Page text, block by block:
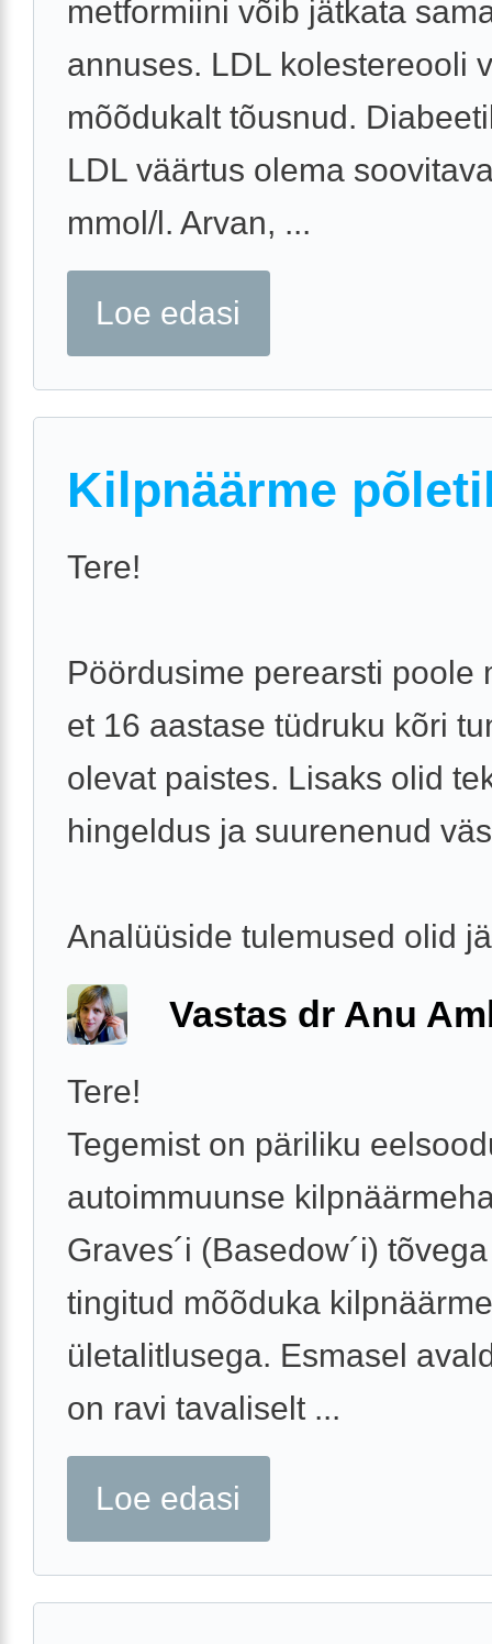
metformiini võib jätkata
annuses. LDL kolestereooli
mõõdukalt tõusnud.
LDL väärtus olema
mmol/l. Arvan, ...
Loe edasi
Kilpnäärme
Tere!
Pöördusime perearsti poole
et 16 aastase tüdruku kõri
olevat paistes. Lisaks olid
hingeldus ja suurenenud
Analüüside tulemused olid
Vastas dr Anu
Tere!
Tegemist on päriliku
autoimmuunse
Graves´i (Basedow´i)
tingitud mõõduka kilpnäärme
ületalitlusega. Esmasel
on ravi tavaliselt ...
Loe edasi